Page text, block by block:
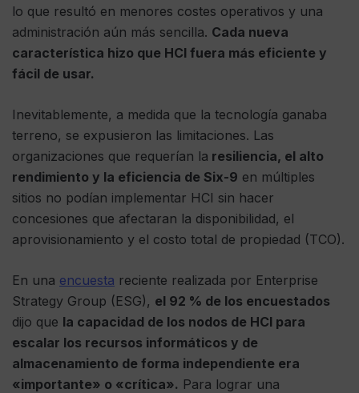
lo que resultó en menores costes operativos y una
administración aún más sencilla. Cada nueva
característica hizo que HCI fuera más eficiente y
fácil de usar.
Inevitablemente, a medida que la tecnología ganaba
terreno, se expusieron las limitaciones. Las
organizaciones que requerían la resiliencia, el alto
rendimiento y la eficiencia de Six-9 en múltiples
sitios no podían implementar HCI sin hacer
concesiones que afectaran la disponibilidad, el
aprovisionamiento y el costo total de propiedad (TCO).
En una encuesta reciente realizada por Enterprise
Strategy Group (ESG), el 92 % de los encuestados
dijo que la capacidad de los nodos de HCI para
escalar los recursos informáticos y de
almacenamiento de forma independiente era
«importante» o «crítica». Para lograr una